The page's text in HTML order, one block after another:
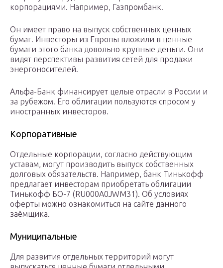
корпорациями. Например, Газпромбанк.
Он имеет право на выпуск собственных ценных
бумаг. Инвесторы из Европы вложили в ценные
бумаги этого банка довольно крупные деньги. Они
видят перспективы развития сетей для продажи
энергоносителей.
Альфа-Банк финансирует целые отрасли в России и
за рубежом. Его облигации пользуются спросом у
иностранных инвесторов.
Корпоративные
Отдельные корпорации, согласно действующим
уставам, могут производить выпуск собственных
долговых обязательств. Например, банк Тинькофф
предлагает инвесторам приобретать облигации
Тинькофф БО-7 (RU000A0JWM31). Об условиях
оферты можно ознакомиться на сайте данного
заёмщика.
Муниципальные
Для развития отдельных территорий могут